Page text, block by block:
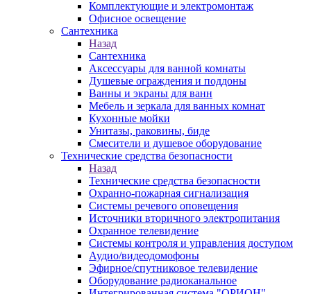
Комплектующие и электромонтаж
Офисное освещение
Сантехника
Назад
Сантехника
Аксессуары для ванной комнаты
Душевые ограждения и поддоны
Ванны и экраны для ванн
Мебель и зеркала для ванных комнат
Кухонные мойки
Унитазы, раковины, биде
Смесители и душевое оборудование
Технические средства безопасности
Назад
Технические средства безопасности
Охранно-пожарная сигнализация
Системы речевого оповещения
Источники вторичного электропитания
Охранное телевидение
Системы контроля и управления доступом
Аудио/видеодомофоны
Эфирное/спутниковое телевидение
Оборудование радиоканальное